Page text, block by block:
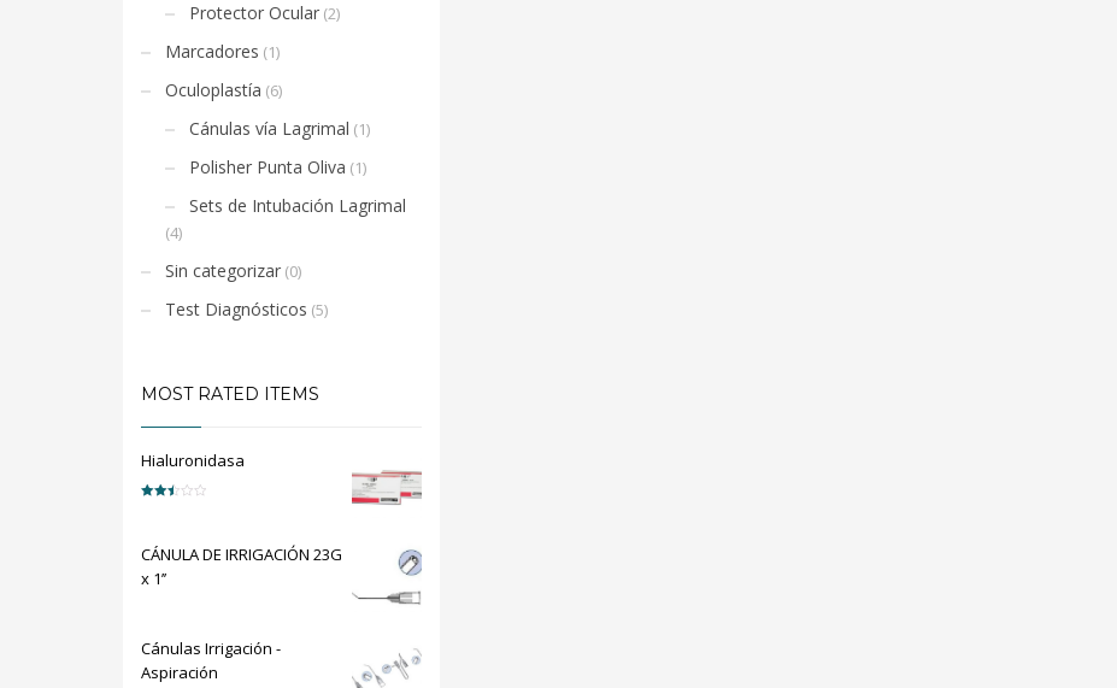
Protector Ocular (2)
Marcadores (1)
Oculoplastía (6)
Cánulas vía Lagrimal (1)
Polisher Punta Oliva (1)
Sets de Intubación Lagrimal
(4)
Sin categorizar (0)
Test Diagnósticos (5)
MOST RATED ITEMS
Hialuronidasa
de 5
CÁNULA DE IRRIGACIÓN 23G
x 1’’
Cánulas Irrigación -
Aspiración